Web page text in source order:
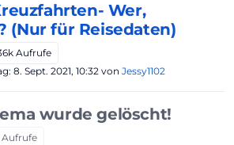
Wer,
(Nur für Reisedaten)
Aufrufe
8. Sept. 2021, 10:32 von Jessy1102
wurde gelöscht!
Aufrufe